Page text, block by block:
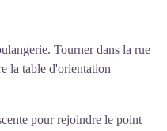
Tourner dans la rue
la table d'orientation
pour rejoindre le point